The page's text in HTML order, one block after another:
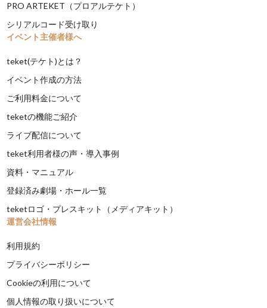
PRO ARTEKET（プロアルテケト）
シリアルコード受け取り
イベント主催者様へ
teket(テケト)とは？
イベント作成の方法
ご利用料金について
teketの機能ご紹介
ライブ配信について
teket利用者様の声・導入事例
資料・マニュアル
登録済み劇場・ホール一覧
teketロゴ・プレスキット（メディアキット）
運営会社情報
利用規約
プライバシーポリシー
Cookieの利用について
個人情報の取り扱いについて